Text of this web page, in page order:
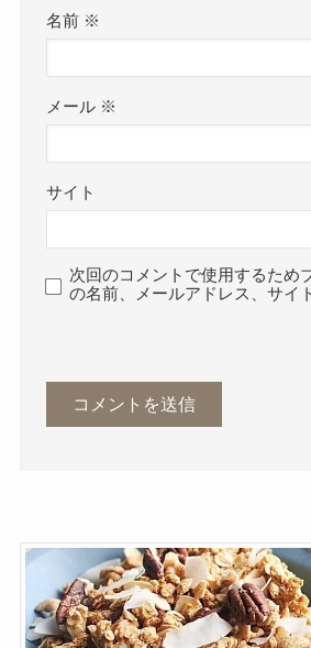
名前 ※
メール ※
サイト
次回のコメントで使用するため
の名前、メールアドレス、サイ